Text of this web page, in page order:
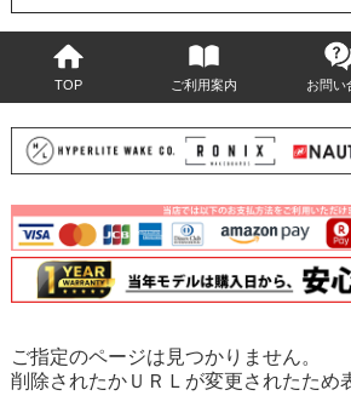
TOP ご利用案内 お問い
ご指定のページは見つかりません。
削除されたかＵＲＬが変更されたため